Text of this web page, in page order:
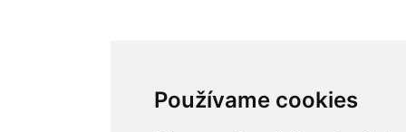
Používame cookies
Používame cookies